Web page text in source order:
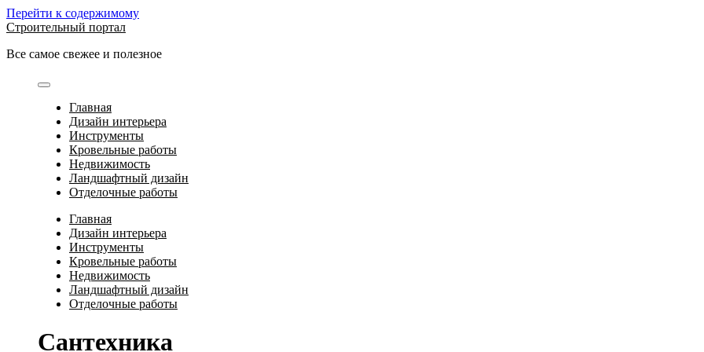
Перейти к содержимому
Строительный портал
Все самое свежее и полезное
Главная
Дизайн интерьера
Инструменты
Кровельные работы
Недвижимость
Ландшафтный дизайн
Отделочные работы
Главная
Дизайн интерьера
Инструменты
Кровельные работы
Недвижимость
Ландшафтный дизайн
Отделочные работы
Сантехника